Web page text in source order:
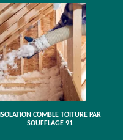
ISOLATION COMBLE TOITURE PAR
SOUFFLAGE 91